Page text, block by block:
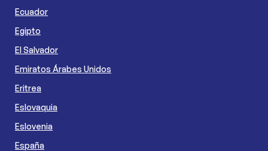
Ecuador
Egipto
El Salvador
Emiratos Árabes Unidos
Eritrea
Eslovaquia
Eslovenia
España